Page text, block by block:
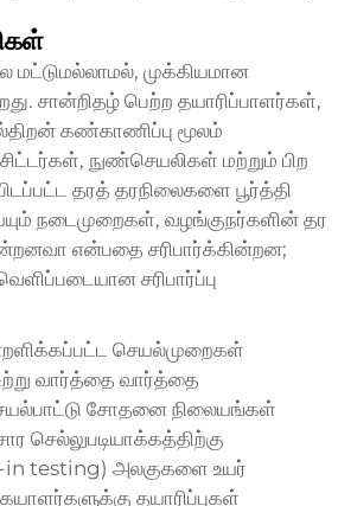
மட்டுமல்லாமல், முக்கியமான
சான்றிதழ் பெற்ற தயாரிப்பாளர்கள்,
கண்காணிப்பு மூலம்
நுண்செயலிகள் மற்றும் பிற
தரத் தரநிலைகளை பூர்த்தி
நடைமுறைகள், வழங்குநர்களின் தர
என்பதை சரிபார்க்கின்றன;
சரிபார்ப்பு
செயல்முறைகள்
வார்த்தை வார்த்தை
சோதனை நிலையங்கள்
செல்லுபடியாக்கத்திற்கு
testing) அலகுகளை உயர்
தயாரிப்புகள்